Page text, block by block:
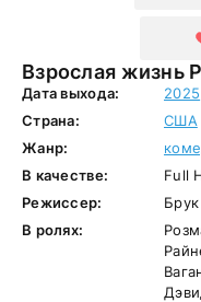
Дата выхода:
2025
Страна:
США
Жанр:
В качестве:
Full
Режиссер:
В ролях: